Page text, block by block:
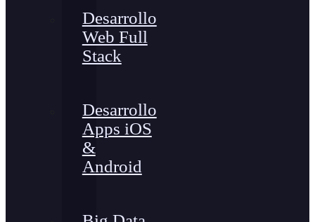
Desarrollo
Web Full
Stack
Desarrollo
Apps iOS
&
Android